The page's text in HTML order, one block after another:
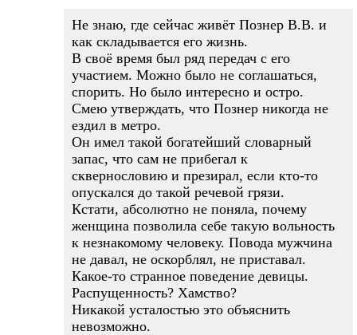
Не знаю, где сейчас живёт Познер В.В. и
как складывается его жизнь.
В своё время был ряд передач с его
участием. Можно было не соглашаться,
спорить. Но было интересно и остро.
Смею утверждать, что Познер никогда не
ездил в метро.
Он имел такой богатейший словарный
запас, что сам не прибегал к
сквернословию и презирал, если кто-то
опускался до такой речевой грязи.
Кстати, абсолютно не поняла, почему
женщина позволила себе такую вольность
к незнакомому человеку. Повода мужчина
не давал, не оскорблял, не приставал.
Какое-то странное поведение девицы.
Распущенность? Хамство?
Никакой усталостью это объяснить
невозможно.